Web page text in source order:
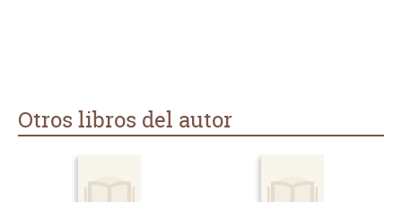
Otros libros del autor